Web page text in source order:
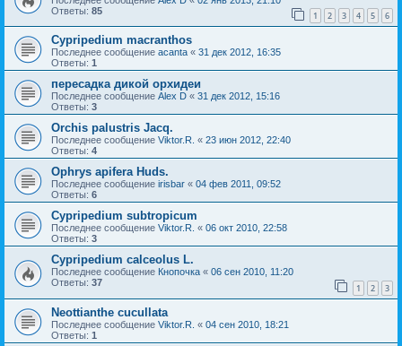
Ответы: 85 1 2 3 4 5 6
Cypripedium macranthos
Последнее сообщение acanta « 31 дек 2012, 16:35
Ответы: 1
пересадка дикой орхидеи
Последнее сообщение Alex D « 31 дек 2012, 15:16
Ответы: 3
Orchis palustris Jacq.
Последнее сообщение Viktor.R. « 23 июн 2012, 22:40
Ответы: 4
Ophrys apifera Huds.
Последнее сообщение irisbar « 04 фев 2011, 09:52
Ответы: 6
Cypripedium subtropicum
Последнее сообщение Viktor.R. « 06 окт 2010, 22:58
Ответы: 3
Cypripedium calceolus L.
Последнее сообщение Кнопочка « 06 сен 2010, 11:20
Ответы: 37 1 2 3
Neottianthe cucullata
Последнее сообщение Viktor.R. « 04 сен 2010, 18:21
Ответы: 1